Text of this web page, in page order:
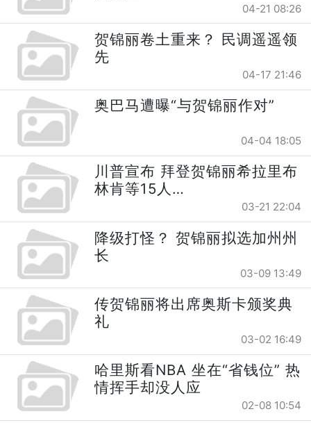
04-21 08:26
贺锦丽卷土重来？ 民调遥遥领
先
04-17 21:46
奥巴马遭曝“与贺锦丽作对”
04-04 18:05
川普宣布 拜登贺锦丽希拉里布
林肯等15人…
03-21 22:04
降级打怪？ 贺锦丽拟选加州州
长
03-09 13:49
传贺锦丽将出席奥斯卡颁奖典
礼
03-02 16:49
哈里斯看NBA 坐在“省钱位” 热
情挥手却没人应
02-08 10:54